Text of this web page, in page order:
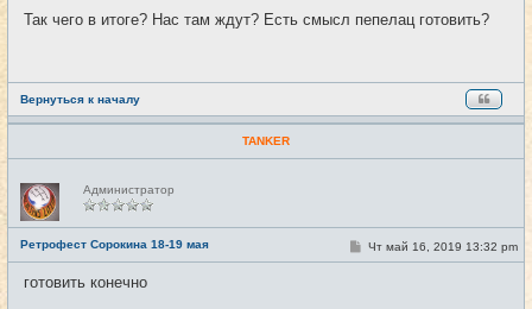
б
и
Так чего в итоге? Нас там ждут? Есть смысл пепелац готовить?
Вернуться к началу
TANKER
Н
е
в
с
е
т
и
Администратор
Ретрофест Сорокина 18-19 мая #11
С
о
Чт май 16, 2019 13:32 pm
готовить конечно